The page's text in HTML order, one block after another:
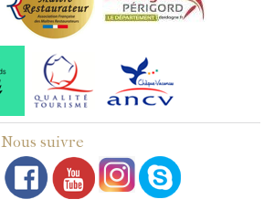
Nous suivre